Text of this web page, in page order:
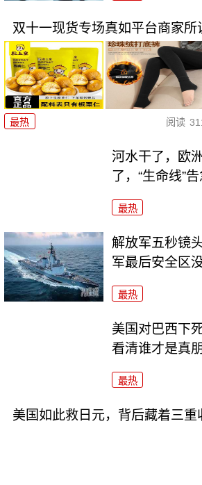
双十一现货专场真如平台商家所
最热 阅读
河水干了，欧
了，“生命线”
最热
解放军五秒镜
军最后安全区
最热
美国对巴西下
看清谁才是真
最热
美国如此救日元，背后藏着三重